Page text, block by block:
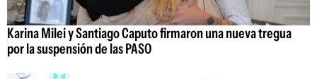
Karina Milei y Santiago Caputo firmaron una nueva tregua
por la suspensión de las PASO